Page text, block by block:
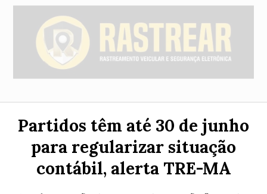
Partidos têm até 30 de junho
para regularizar situação
contábil, alerta TRE-MA